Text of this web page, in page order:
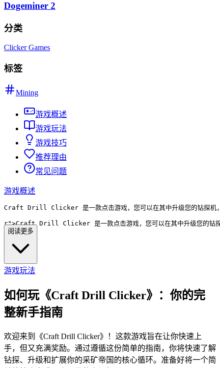
Dogeminer 2
分类
Clicker Games
标签
Mining
游戏概述
游戏玩法
游戏技巧
推荐理由
常见问题
游戏概述
r">
阅读更多
游戏玩法
如何玩《Craft Drill Clicker》：你的完
整新手指南
欢迎来到《Craft Drill Clicker》！这款游戏旨在让你快速上
手，但又充满奖励。通过遵循这份简单的指南，你将快速了解
钻探、升级和扩展你的采矿帝国的核心循环。准备好将一个简